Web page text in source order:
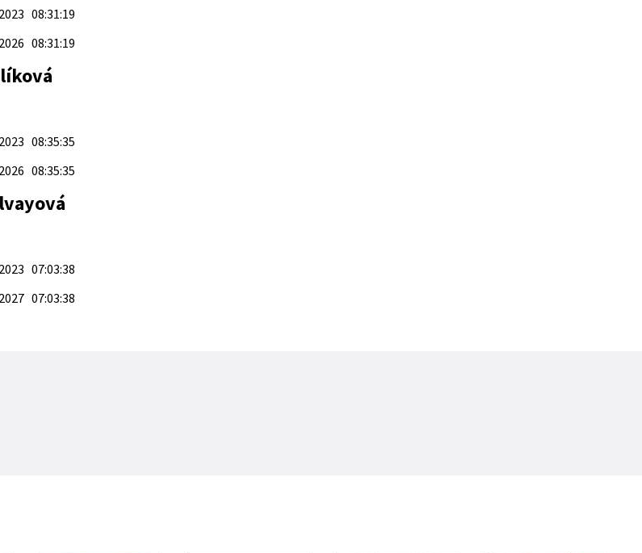
08:31:19
08:31:19
08:35:35
08:35:35
07:03:38
07:03:38